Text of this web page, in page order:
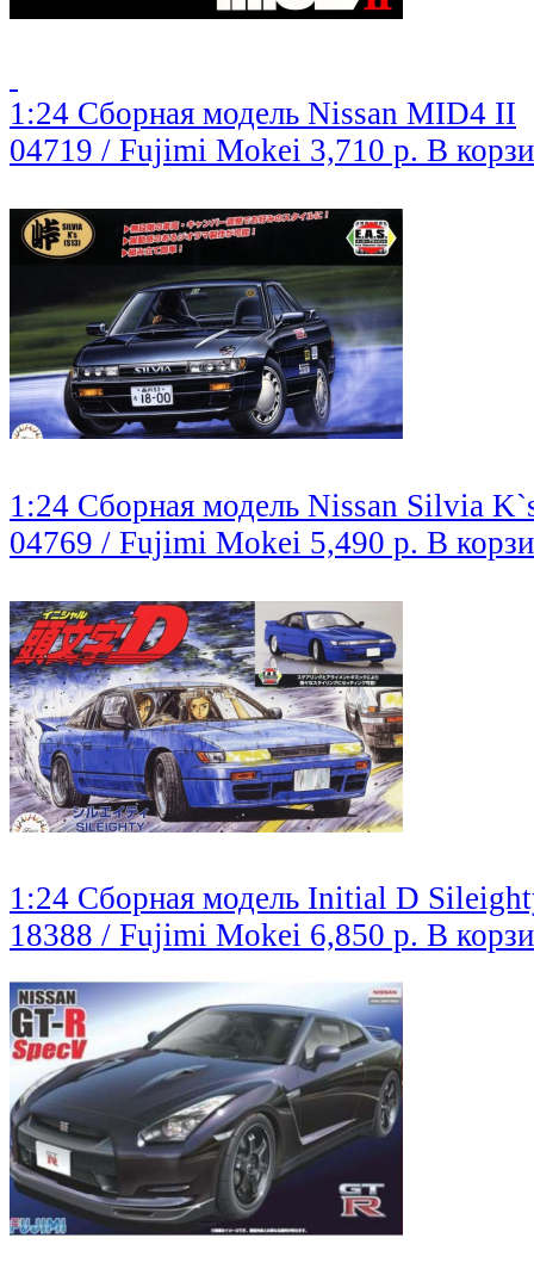
1:24 Сборная модель Nissan MID4 II
04719 / Fujimi Mokei 3,710 р. В
1:24 Сборная модель Nissan Silvia
04769 / Fujimi Mokei 5,490 р. В
1:24 Сборная модель Initial D
18388 / Fujimi Mokei 6,850 р. В